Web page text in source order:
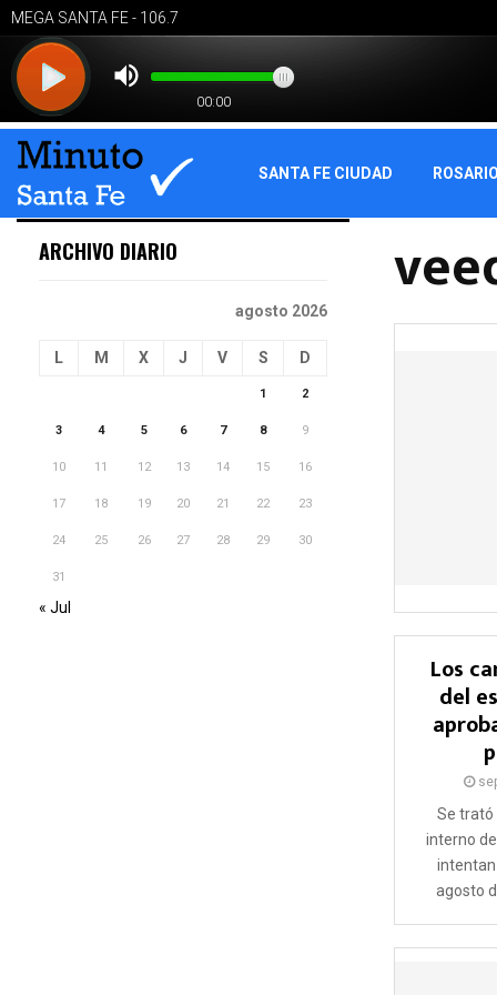
SANTA FE CIUDAD
Los
del
Se trató
interno
agosto
ARCHIVO DIARIO
agosto 2026
L M X J V S D
1 2
3 4 5 6 7 8 9
10 11 12 13 14 15 16
17 18 19 20 21 22 23
24 25 26 27 28 29 30
31
« Jul